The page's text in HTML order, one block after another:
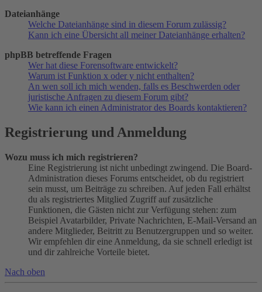
Dateianhänge
Welche Dateianhänge sind in diesem Forum zulässig?
Kann ich eine Übersicht all meiner Dateianhänge erhalten?
phpBB betreffende Fragen
Wer hat diese Forensoftware entwickelt?
Warum ist Funktion x oder y nicht enthalten?
An wen soll ich mich wenden, falls es Beschwerden oder
juristische Anfragen zu diesem Forum gibt?
Wie kann ich einen Administrator des Boards kontaktieren?
Registrierung und Anmeldung
Wozu muss ich mich registrieren?
Eine Registrierung ist nicht unbedingt zwingend. Die Board-
Administration dieses Forums entscheidet, ob du registriert
sein musst, um Beiträge zu schreiben. Auf jeden Fall erhältst
du als registriertes Mitglied Zugriff auf zusätzliche
Funktionen, die Gästen nicht zur Verfügung stehen: zum
Beispiel Avatarbilder, Private Nachrichten, E-Mail-Versand an
andere Mitglieder, Beitritt zu Benutzergruppen und so weiter.
Wir empfehlen dir eine Anmeldung, da sie schnell erledigt ist
und dir zahlreiche Vorteile bietet.
Nach oben